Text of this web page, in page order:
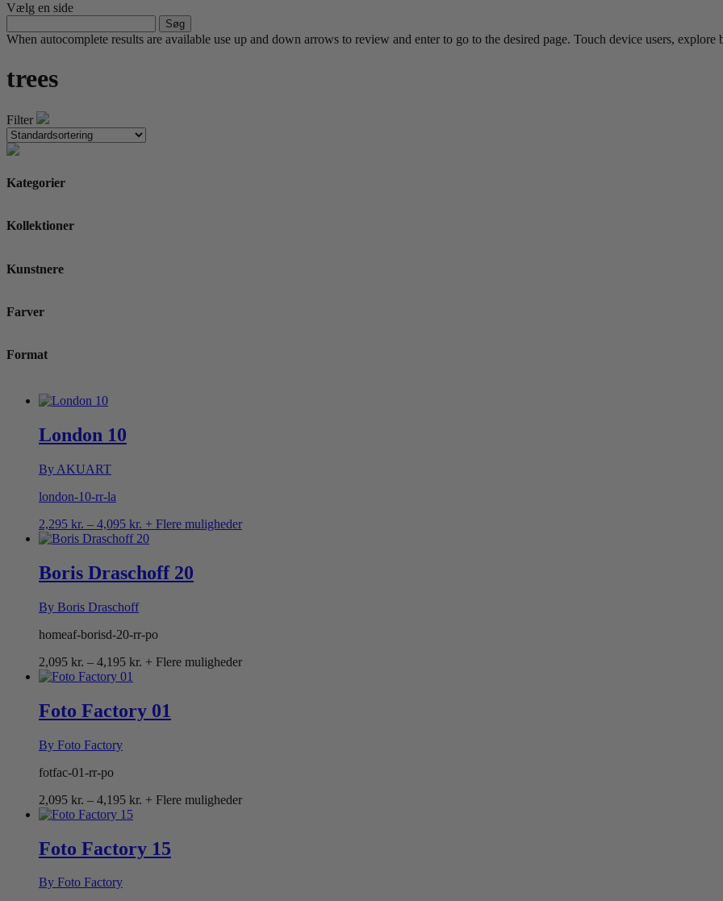
Vælg en side
efter:
When autocomplete results are available use up and down arrows to review and enter to go to the desired page. Touch device users,
trees
Filter
Kategorier
Kollektioner
Kunstnere
Farver
Format
London 10
By AKUART
london-10-rr-la
2,295 kr. – 4,095 kr. Prisinterval:
2,295 kr.
4,095 kr.
+ Flere muligheder
Boris Draschoff 20
By Boris Draschoff
homeaf-borisd-20-rr-po
2,095 kr. – 4,195 kr. Prisinterval:
4,195 kr.
+ Flere muligheder
Foto Factory 01
By Foto Factory
fotfac-01-rr-po
2,095 kr. – 4,195 kr. Prisinterval:
4,195 kr.
+ Flere muligheder
Foto Factory 15
By Foto Factory